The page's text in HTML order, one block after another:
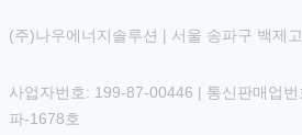
(주)나우에너지솔루션 | 서울 송파구 백제
사업자번호: 199-87-00446 | 통신판매업
파-1678호